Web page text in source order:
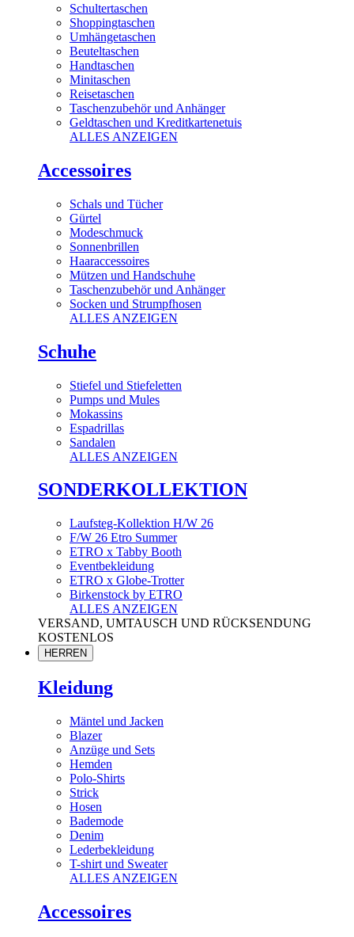
Schultertaschen
Shoppingtaschen
Umhängetaschen
Beuteltaschen
Handtaschen
Minitaschen
Reisetaschen
Taschenzubehör und Anhänger
Geldtaschen und Kreditkartenetuis
ALLES ANZEIGEN
Accessoires
Schals und Tücher
Gürtel
Modeschmuck
Sonnenbrillen
Haaraccessoires
Mützen und Handschuhe
Taschenzubehör und Anhänger
Socken und Strumpfhosen
ALLES ANZEIGEN
Schuhe
Stiefel und Stiefeletten
Pumps und Mules
Mokassins
Espadrillas
Sandalen
ALLES ANZEIGEN
SONDERKOLLEKTION
Laufsteg-Kollektion H/W 26
F/W 26 Etro Summer
ETRO x Tabby Booth
Eventbekleidung
ETRO x Globe-Trotter
Birkenstock by ETRO
ALLES ANZEIGEN
VERSAND, UMTAUSCH UND RÜCKSENDUNG
KOSTENLOS
HERREN
Kleidung
Mäntel und Jacken
Blazer
Anzüge und Sets
Hemden
Polo-Shirts
Strick
Hosen
Bademode
Denim
Lederbekleidung
T-shirt und Sweater
ALLES ANZEIGEN
Accessoires